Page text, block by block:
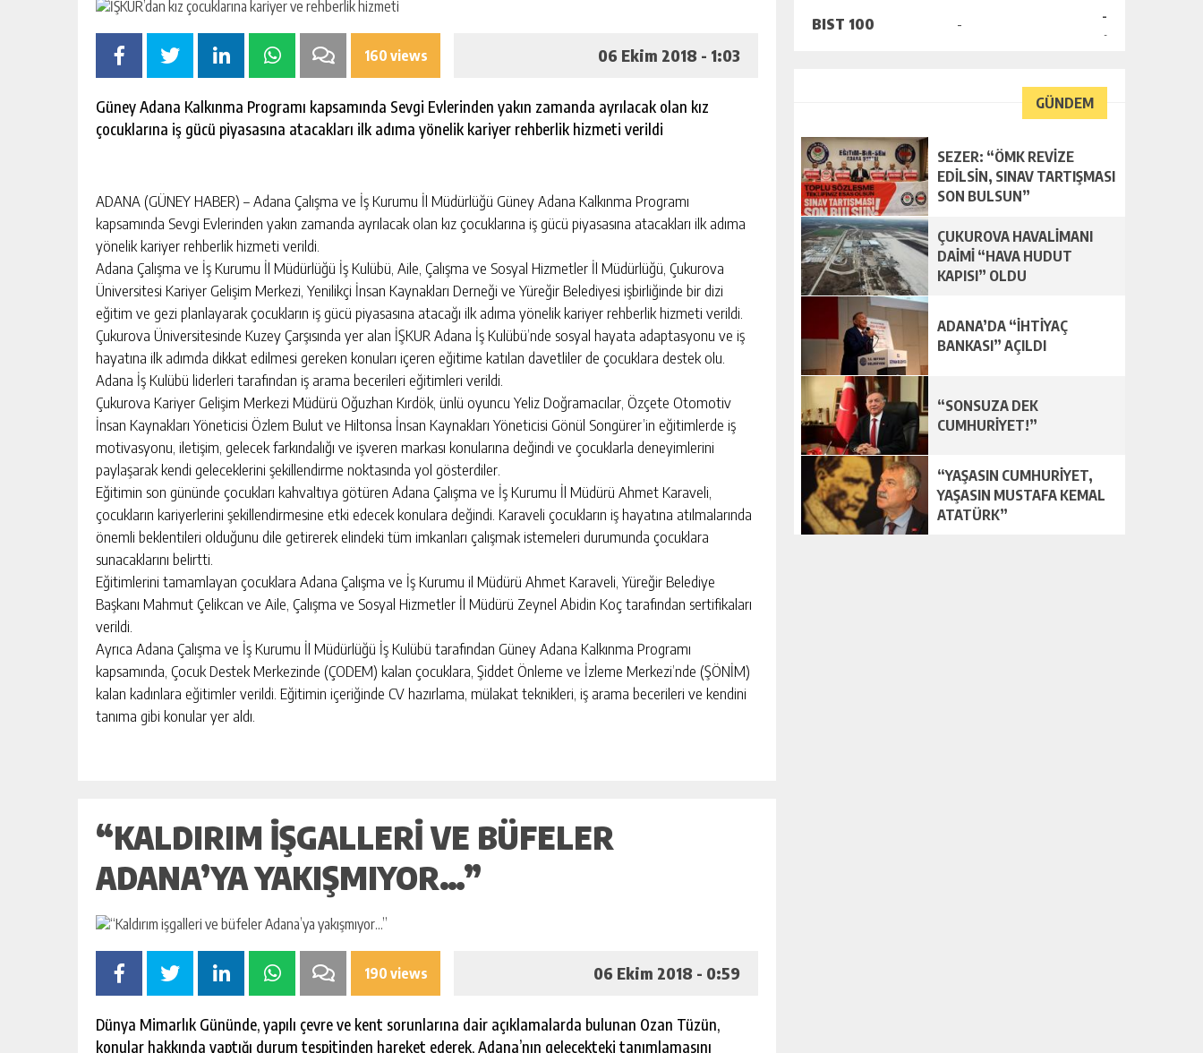
160 views 06 Ekim 2018 - 1:03
Güney Adana Kalkınma Programı kapsamında Sevgi Evlerinden yakın zamanda ayrılacak olan kız
çocuklarına iş gücü piyasasına atacakları ilk adıma yönelik kariyer rehberlik hizmeti verildi
ADANA (GÜNEY HABER) – Adana Çalışma ve İş Kurumu İl Müdürlüğü Güney Adana Kalkınma Programı
kapsamında Sevgi Evlerinden yakın zamanda ayrılacak olan kız çocuklarına iş gücü piyasasına atacakları ilk adıma
yönelik kariyer rehberlik hizmeti verildi.
Adana Çalışma ve İş Kurumu İl Müdürlüğü İş Kulübü, Aile, Çalışma ve Sosyal Hizmetler İl Müdürlüğü, Çukurova
Üniversitesi Kariyer Gelişim Merkezi, Yenilikçi İnsan Kaynakları Derneği ve Yüreğir Belediyesi işbirliğinde bir dizi
eğitim ve gezi planlayarak çocukların iş gücü piyasasına atacağı ilk adıma yönelik kariyer rehberlik hizmeti verildi.
Çukurova Üniversitesinde Kuzey Çarşısında yer alan İŞKUR Adana İş Kulübü’nde sosyal hayata adaptasyonu ve iş
hayatına ilk adımda dikkat edilmesi gereken konuları içeren eğitime katılan davetliler de çocuklara destek olu.
Adana İş Kulübü liderleri tarafından iş arama becerileri eğitimleri verildi.
Çukurova Kariyer Gelişim Merkezi Müdürü Oğuzhan Kırdök, ünlü oyuncu Yeliz Doğramacılar, Özçete Otomotiv
İnsan Kaynakları Yöneticisi Özlem Bulut ve Hiltonsa İnsan Kaynakları Yöneticisi Gönül Songürer’in eğitimlerde iş
motivasyonu, iletişim, gelecek farkındalığı ve işveren markası konularına değindi ve çocuklarla deneyimlerini
paylaşarak kendi geleceklerini şekillendirme noktasında yol gösterdiler.
Eğitimin son gününde çocukları kahvaltıya götüren Adana Çalışma ve İş Kurumu İl Müdürü Ahmet Karaveli,
çocukların kariyerlerini şekillendirmesine etki edecek konulara değindi. Karaveli çocukların iş hayatına atılmalarında
önemli beklentileri olduğunu dile getirerek elindeki tüm imkanları çalışmak istemeleri durumunda çocuklara
sunacaklarını belirtti.
Eğitimlerini tamamlayan çocuklara Adana Çalışma ve İş Kurumu il Müdürü Ahmet Karaveli, Yüreğir Belediye
Başkanı Mahmut Çelikcan ve Aile, Çalışma ve Sosyal Hizmetler İl Müdürü Zeynel Abidin Koç tarafından sertifikaları
verildi.
Ayrıca Adana Çalışma ve İş Kurumu İl Müdürlüğü İş Kulübü tarafından Güney Adana Kalkınma Programı
kapsamında, Çocuk Destek Merkezinde (ÇODEM) kalan çocuklara, Şiddet Önleme ve İzleme Merkezi’nde (ŞÖNİM)
kalan kadınlara eğitimler verildi. Eğitimin içeriğinde CV hazırlama, mülakat teknikleri, iş arama becerileri ve kendini
tanıma gibi konular yer aldı.
“KALDIRIM IŞGALLERI VE BÜFELER
ADANA’YA YAKIŞMIYOR…”
190 views 06 Ekim 2018 - 0:59
Dünya Mimarlık Gününde, yapılı çevre ve kent sorunlarına dair açıklamalarda bulunan Ozan Tüzün,
konular hakkında yaptığı durum tespitinden hareket ederek, Adana’nın gelecekteki tanımlamasını
BIST 100 - -
-
GÜNDEM
SEZER: “ÖMK REVİZE
EDİLSİN, SINAV TARTIŞMASI
SON BULSUN”
ÇUKUROVA HAVALİMANI
DAİMİ “HAVA HUDUT
KAPISI” OLDU
ADANA’DA “İHTİYAÇ
BANKASI” AÇILDI
“SONSUZA DEK
CUMHURİYET!”
“YAŞASIN CUMHURİYET,
YAŞASIN MUSTAFA KEMAL
ATATÜRK”